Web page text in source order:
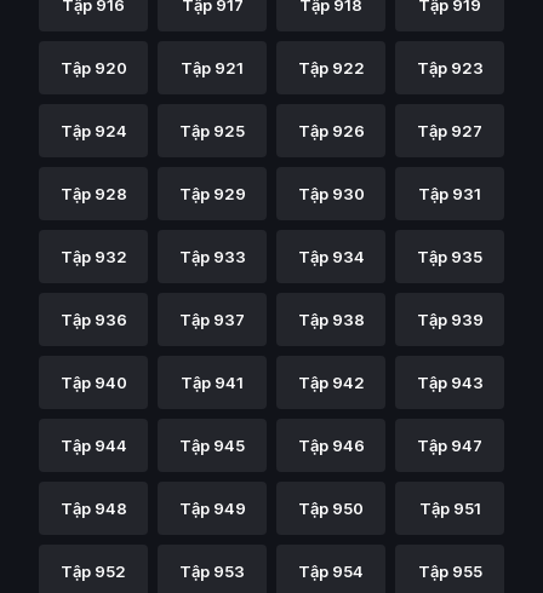
Tập 916 Tập 917 Tập 918 Tập 919
Tập 920 Tập 921 Tập 922 Tập 923
Tập 924 Tập 925 Tập 926 Tập 927
Tập 928 Tập 929 Tập 930 Tập 931
Tập 932 Tập 933 Tập 934 Tập 935
Tập 936 Tập 937 Tập 938 Tập 939
Tập 940 Tập 941 Tập 942 Tập 943
Tập 944 Tập 945 Tập 946 Tập 947
Tập 948 Tập 949 Tập 950 Tập 951
Tập 952 Tập 953 Tập 954 Tập 955